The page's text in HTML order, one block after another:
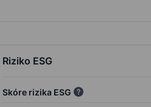
Riziko ESG
Skóre rizika ESG